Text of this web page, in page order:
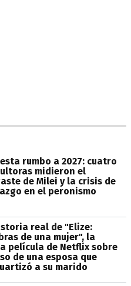
rumbo a 2027: cuatro
midieron el
de Milei y la crisis de
en el peronismo
real de "Elize:
de una mujer", la
película de Netflix sobre
de una esposa que
a su marido